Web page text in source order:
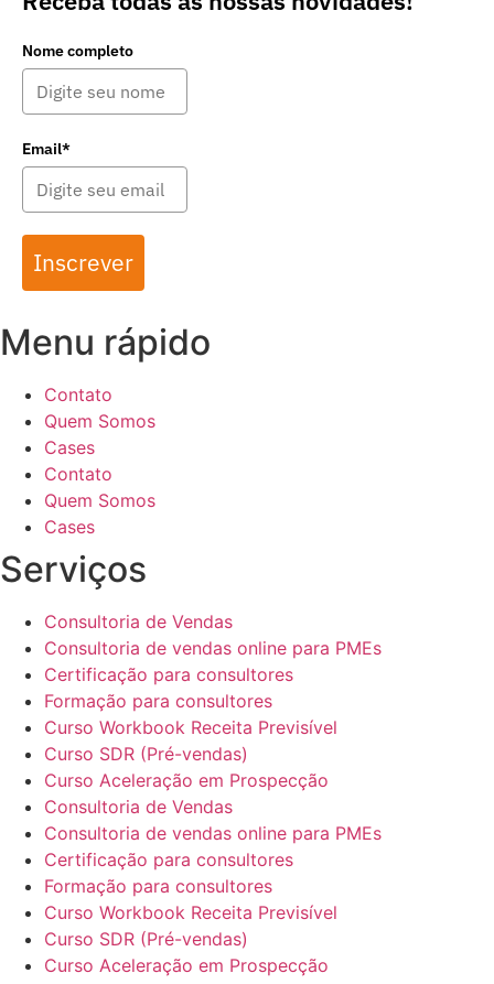
Nome completo
Email*
Inscrever
Menu rápido
Contato
Quem Somos
Cases
Contato
Quem Somos
Cases
Serviços
Consultoria de Vendas
Consultoria de vendas online para PMEs
Certificação para consultores
Formação para consultores
Curso Workbook Receita Previsível
Curso SDR (Pré-vendas)
Curso Aceleração em Prospecção
Consultoria de Vendas
Consultoria de vendas online para PMEs
Certificação para consultores
Formação para consultores
Curso Workbook Receita Previsível
Curso SDR (Pré-vendas)
Curso Aceleração em Prospecção